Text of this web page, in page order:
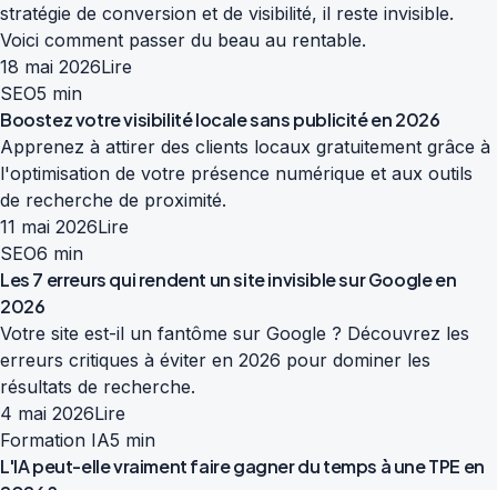
stratégie de conversion et de visibilité, il reste invisible.
Voici comment passer du beau au rentable.
18 mai 2026Lire
SEO5 min
Boostez votre visibilité locale sans publicité en 2026
Apprenez à attirer des clients locaux gratuitement grâce à
l'optimisation de votre présence numérique et aux outils
de recherche de proximité.
11 mai 2026Lire
SEO6 min
Les 7 erreurs qui rendent un site invisible sur Google en
2026
Votre site est-il un fantôme sur Google ? Découvrez les
erreurs critiques à éviter en 2026 pour dominer les
résultats de recherche.
4 mai 2026Lire
Formation IA5 min
L'IA peut-elle vraiment faire gagner du temps à une TPE en